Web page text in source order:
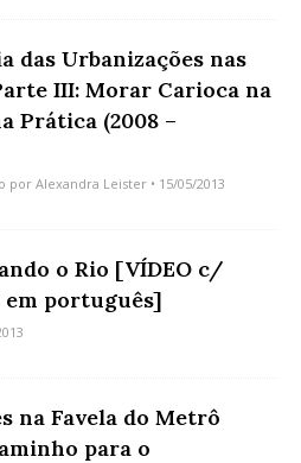
das Urbanizações nas
III: Morar Carioca na
Prática (2008 –
por Alexandra Leister • 15/05/2013
o Rio [VÍDEO c/
em português]
na Favela do Metrô
para o